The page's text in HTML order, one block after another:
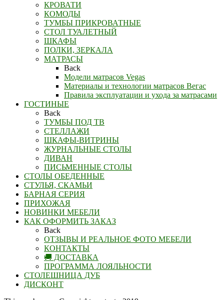
КРОВАТИ
КОМОДЫ
ТУМБЫ ПРИКРОВАТНЫЕ
СТОЛ ТУАЛЕТНЫЙ
ШКАФЫ
ПОЛКИ, ЗЕРКАЛА
МАТРАСЫ
Back
Модели матрасов Vegas
Материалы и технологии матрасов Вегас
Правила эксплуатации и ухода за матрасами
ГОСТИНЫЕ
Back
ТУМБЫ ПОД ТВ
СТЕЛЛАЖИ
ШКАФЫ-ВИТРИНЫ
ЖУРНАЛЬНЫЕ СТОЛЫ
ДИВАН
ПИСЬМЕННЫЕ СТОЛЫ
СТОЛЫ ОБЕДЕННЫЕ
СТУЛЬЯ, СКАМЬИ
БАРНАЯ СЕРИЯ
ПРИХОЖАЯ
НОВИНКИ МЕБЕЛИ
КАК ОФОРМИТЬ ЗАКАЗ
Back
ОТЗЫВЫ И РЕАЛЬНОЕ ФОТО МЕБЕЛИ
КОНТАКТЫ
🚚 ДОСТАВКА
ПРОГРАММА ЛОЯЛЬНОСТИ
СТОЛЕШНИЦА ДУБ
ДИСКОНТ